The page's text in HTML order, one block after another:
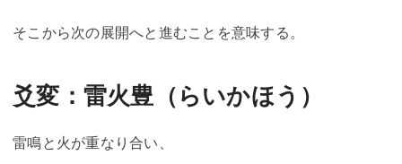
そこから次の展開へと進むことを意味する。
爻変：雷火豊（らいかほう）
雷鳴と火が重なり合い、